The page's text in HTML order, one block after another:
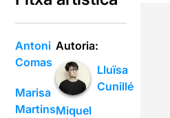
Antoni
Comas
Marisa
Martins
Autoria:
Lluïsa
Cunillé
Miquel